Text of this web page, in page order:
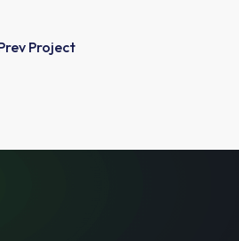
Project